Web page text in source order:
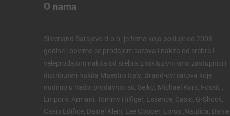
O nama
Silverland Sarajevo d.o.o. je firma koja posluje od 2008
godine i bavimo se prodajom satova i nakita od srebra i
veleprodajom nakita od srebra.Ekskluzivni smo zastupnici i
distributeri nakita Maestro Italy. Brand-ovi satova koje
nudimo u našoj prodavnici su, Seiko, Michael Kors, Fossil, ,
Emporio Armani, Tommy Hilfiger, Essence, Casio, G-Shock,
Casio Edifice, Dainel Klein, Lee Cooper, Lorus ,Nautica, Daniel